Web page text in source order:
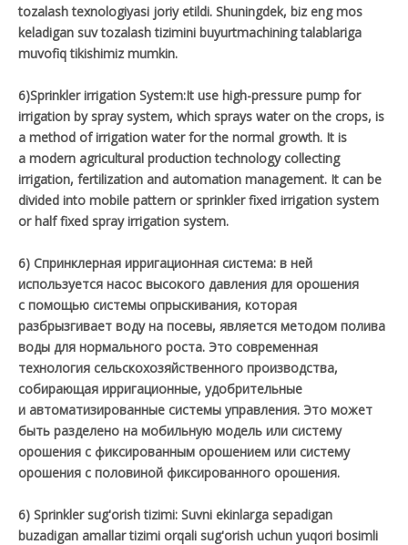
tozalash texnologiyasi joriy etildi. Shuningdek, biz eng mos
keladigan suv tozalash tizimini buyurtmachining talablariga
muvofiq tikishimiz mumkin.
6)Sprinkler irrigation System:It use high-pressure pump for
irrigation by spray system, which sprays water on the crops, is
a method of irrigation water for the normal growth. It is
a modern agricultural production technology collecting
irrigation, fertilization and automation management. It can be
divided into mobile pattern or sprinkler fixed irrigation system
or half fixed spray irrigation system.
6) Спринклерная ирригационная система: в ней
используется насос высокого давления для орошения
с помощью системы опрыскивания, которая
разбрызгивает воду на посевы, является методом полива
воды для нормального роста. Это современная
технология сельскохозяйственного производства,
собирающая ирригационные, удобрительные
и автоматизированные системы управления. Это может
быть разделено на мобильную модель или систему
орошения с фиксированным орошением или систему
орошения с половиной фиксированного орошения.
6) Sprinkler sug'orish tizimi: Suvni ekinlarga sepadigan
buzadigan amallar tizimi orqali sug'orish uchun yuqori bosimli